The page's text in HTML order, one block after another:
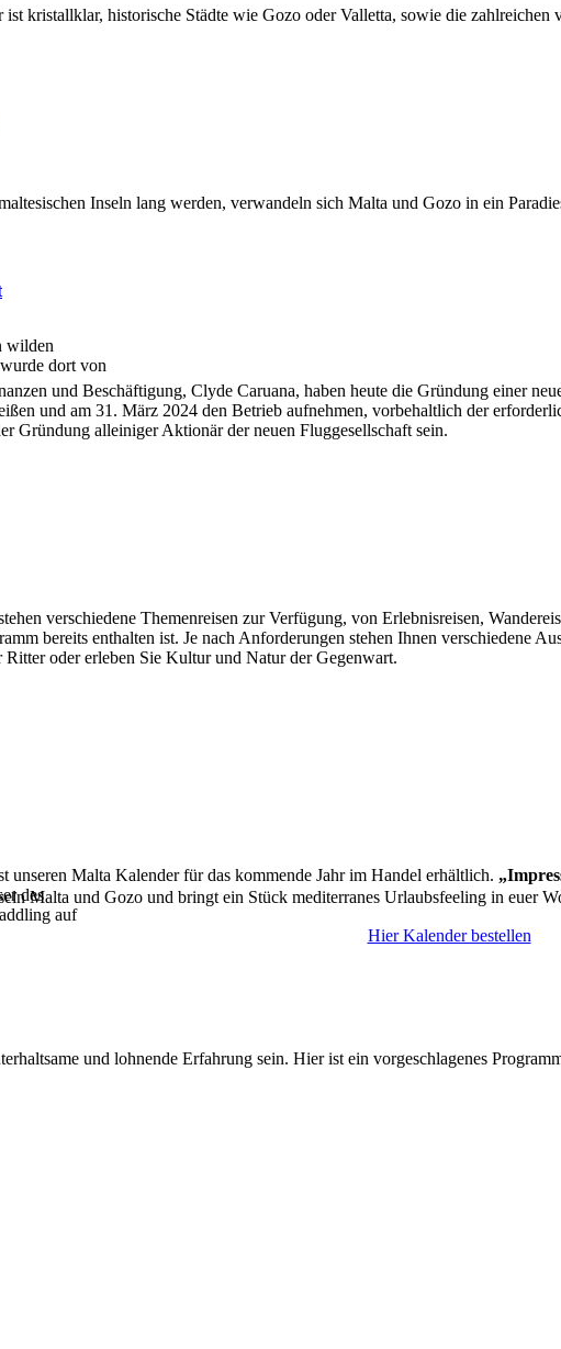
wilden
dort von
des
auf
kristallklar, historische Städte wie Gozo oder Valletta, sowie die zahlreichen
Inseln lang werden, verwandeln sich Malta und Gozo in ein
und Beschäftigung, Clyde Caruana, haben heute die Gründung einer
und am 31. März 2024 den Betrieb aufnehmen, vorbehaltlich der
alleiniger Aktionär der neuen Fluggesellschaft sein.
verschiedene Themenreisen zur Verfügung, von Erlebnisreisen,
bereits enthalten ist. Je nach Anforderungen stehen Ihnen verschiedene
oder erleben Sie Kultur und Natur der Gegenwart.
unseren Malta Kalender für das kommende Jahr im Handel erhältlich.
Malta und Gozo und bringt ein Stück mediterranes Urlaubsfeeling in euer
Hier Kalender bestellen
und lohnende Erfahrung sein. Hier ist ein vorgeschlagenes